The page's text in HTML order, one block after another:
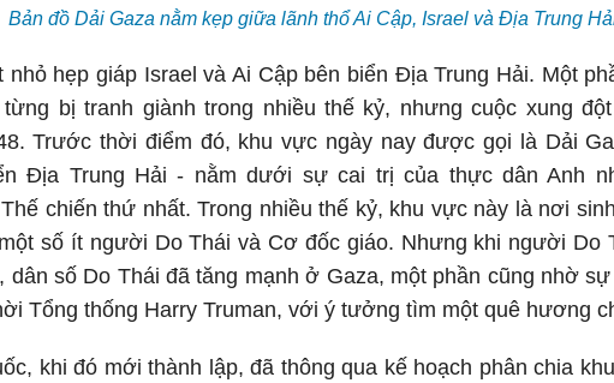
Bản đồ Dải Gaza nằm kẹp giữa lãnh thổ Ai Cập, Israel và Địa Trung
nhỏ hẹp giáp Israel và Ai Cập bên biển Địa Trung Hải. Một
bị tranh giành trong nhiều thế kỷ, nhưng cuộc xung
Trước thời điểm đó, khu vực ngày nay được gọi là Dải
Địa Trung Hải - nằm dưới sự cai trị của thực dân Anh
chiến thứ nhất. Trong nhiều thế kỷ, khu vực này là nơi
số ít người Do Thái và Cơ đốc giáo. Nhưng khi người Do
dân số Do Thái đã tăng mạnh ở Gaza, một phần cũng nhờ
Tổng thống Harry Truman, với ý tưởng tìm một quê hương
khi đó mới thành lập, đã thông qua kế hoạch phân chia